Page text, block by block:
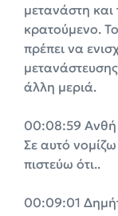
μετανάστη
κρατούμενο.
πρέπει να
άλλη μεριά.
00:08:59 Ανθή
Σε αυτό
πιστεύω ότι..
00:09:01